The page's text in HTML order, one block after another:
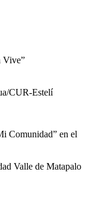
Vive”
CUR-Estelí
Comunidad” en el
Valle de Matapalo